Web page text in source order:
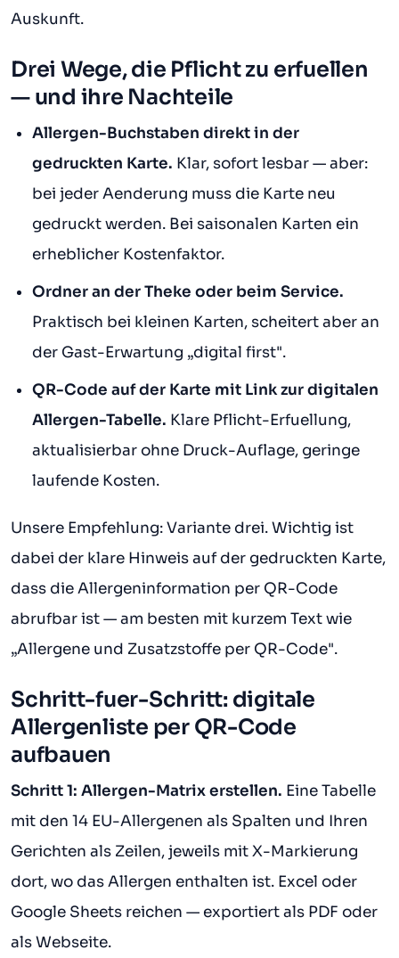
Auskunft.
Drei Wege, die Pflicht zu erfuellen
— und ihre Nachteile
Allergen-Buchstaben direkt in der
gedruckten Karte. Klar, sofort lesbar — aber:
bei jeder Aenderung muss die Karte neu
gedruckt werden. Bei saisonalen Karten ein
erheblicher Kostenfaktor.
Ordner an der Theke oder beim Service.
Praktisch bei kleinen Karten, scheitert aber an
der Gast-Erwartung „digital first".
QR-Code auf der Karte mit Link zur digitalen
Allergen-Tabelle. Klare Pflicht-Erfuellung,
aktualisierbar ohne Druck-Auflage, geringe
laufende Kosten.
Unsere Empfehlung: Variante drei. Wichtig ist
dabei der klare Hinweis auf der gedruckten Karte,
dass die Allergeninformation per QR-Code
abrufbar ist — am besten mit kurzem Text wie
„Allergene und Zusatzstoffe per QR-Code".
Schritt-fuer-Schritt: digitale
Allergenliste per QR-Code
aufbauen
Schritt 1: Allergen-Matrix erstellen. Eine Tabelle
mit den 14 EU-Allergenen als Spalten und Ihren
Gerichten als Zeilen, jeweils mit X-Markierung
dort, wo das Allergen enthalten ist. Excel oder
Google Sheets reichen — exportiert als PDF oder
als Webseite.